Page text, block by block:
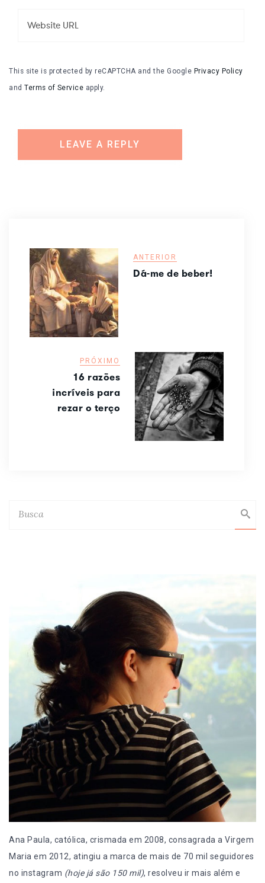
This site is protected by reCAPTCHA and the Google Privacy Policy
and Terms of Service apply.
ANTERIOR
Dá-me de beber!
PRÓXIMO
16 razões
incríveis para
rezar o terço
Ana Paula, católica, crismada em 2008, consagrada a Virgem
Maria em 2012, atingiu a marca de mais de 70 mil seguidores
no instagram (hoje já são 150 mil), resolveu ir mais além e